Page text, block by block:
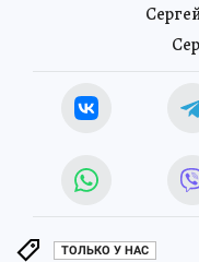
ТОЛЬКО У НАС